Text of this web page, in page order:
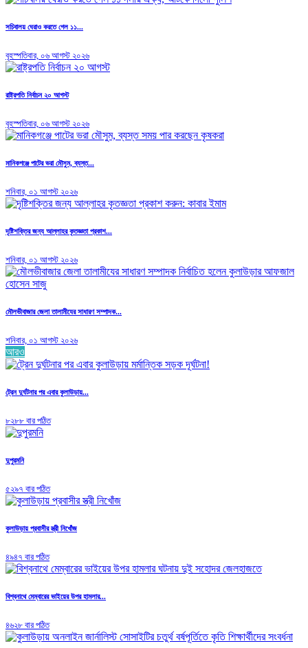
সচিবালয় ঘেরাও করতে গেল ১১...
বৃহস্পতিবার, ০৬ আগস্ট ২০২৬
রাষ্ট্রপতি নির্বাচন ২০ আগস্ট
বৃহস্পতিবার, ০৬ আগস্ট ২০২৬
মানিকগঞ্জে পাটের ভরা মৌসুম, ব্যস্ত...
শনিবার, ০১ আগস্ট ২০২৬
দৃষ্টিশক্তির জন্য আল্লাহর কৃতজ্ঞতা প্রকাশ...
শনিবার, ০১ আগস্ট ২০২৬
মৌলভীবাজার জেলা তালামীযের সাধারণ সম্পাদক...
শনিবার, ০১ আগস্ট ২০২৬
আরও
ট্রেন দুর্ঘটনার পর এবার কুলাউড়ায়...
৮২৮৮ বার পঠিত
দুপুরমনি
৫২৯৭ বার পঠিত
কুলাউড়ায় প্রবাসীর স্ত্রী নিখোঁজ
৪৯৪৭ বার পঠিত
বিশ্বনাথে মেম্বারের ভাইয়ের উপর হামলার...
৪৬২৮ বার পঠিত